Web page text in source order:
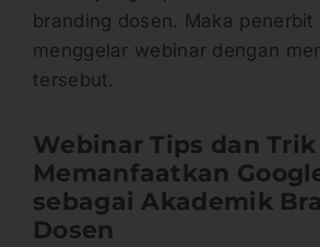
branding dosen. Maka penerbit
menggelar webinar dengan
tersebut.
Webinar Tips dan Trik
Memanfaatkan
sebagai Akademik
Dosen